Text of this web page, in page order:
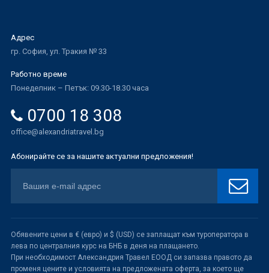
Адрес
гр. София, ул. Тракия № 33
Работно време
Понеделник – Петък: 09.30-18.30 часа
0700 18 308
office@alexandriatravel.bg
Абонирайте се за нашите актуални предложения!
Обявените цени в € (евро) и $ (USD) се заплащат към туроператора в
лева по централния курс на БНБ в деня на плащането.
При необходимост Александрия Травел ЕООД си запазва правото да
променя цените и условията на предложената оферта, за което ще